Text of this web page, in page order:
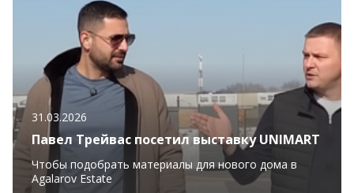
31.03.2026
Павел Трейвас посетил выставку UNIMART
Чтобы подобрать материалы для нового дома в
Agalarov Estate